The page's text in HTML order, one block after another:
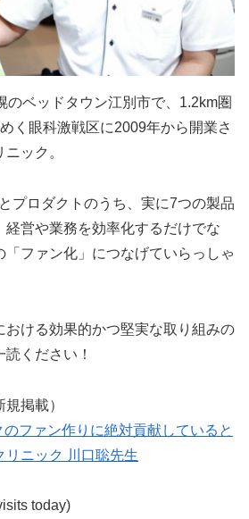
のベッドタウン江別市で、1.2km圏
く眼科激戦区に2009年から開業さ
ック。
プロダクトのうち、実に7つの製品
経営や業務を効率化するだけでな
「ファン化」につなげていらっしゃ
おける効果的かつ堅実な取り組みの
ください！
掲載）
ファン作りに絶対貢献していると
リニック 川口聡先生
today)